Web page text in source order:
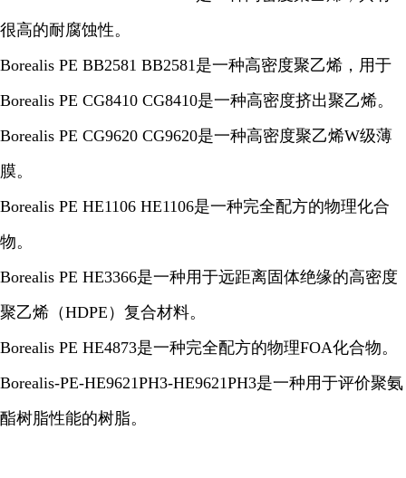
很高的耐腐蚀性。
Borealis PE BB2581 BB2581是一种高密度聚乙烯，用于
Borealis PE CG8410 CG8410是一种高密度挤出聚乙烯。
Borealis PE CG9620 CG9620是一种高密度聚乙烯W级薄
膜。
Borealis PE HE1106 HE1106是一种完全配方的物理化合
物。
Borealis PE HE3366是一种用于远距离固体绝缘的高密度
聚乙烯（HDPE）复合材料。
Borealis PE HE4873是一种完全配方的物理FOA化合物。
Borealis-PE-HE9621PH3-HE9621PH3是一种用于评价聚氨
酯树脂性能的树脂。